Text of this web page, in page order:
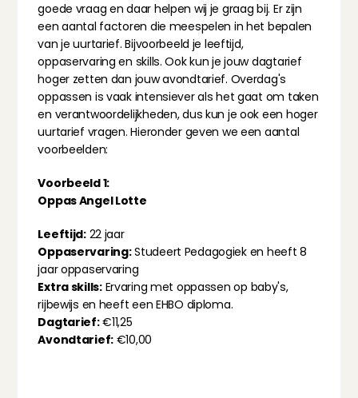
goede vraag en daar helpen wij je graag bij. Er zijn
een aantal factoren die meespelen in het bepalen
van je uurtarief. Bijvoorbeeld je leeftijd,
oppaservaring en skills. Ook kun je jouw dagtarief
hoger zetten dan jouw avondtarief. Overdag's
oppassen is vaak intensiever als het gaat om taken
en verantwoordelijkheden, dus kun je ook een hoger
uurtarief vragen. Hieronder geven we een aantal
voorbeelden:
Voorbeeld 1:
Oppas Angel Lotte
Leeftijd: 22 jaar
Oppaservaring: Studeert Pedagogiek en heeft 8
jaar oppaservaring
Extra skills: Ervaring met oppassen op baby's,
rijbewijs en heeft een EHBO diploma.
Dagtarief: €11,25
Avondtarief: €10,00